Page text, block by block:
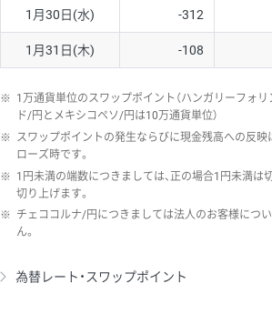
1月30日(水) -312
1月31日(木) -108
※ 1万通貨単位のスワップポイント（ハンガリーフォ
ド/円とメキシコペソ/円は10万通貨単位）
※ スワップポイントの発生ならびに現金残高への反映
ローズ時です。
※ 1円未満の端数につきましては、正の場合1円未満は
切り上げます。
※ チェココルナ/円につきましては法人のお客様につ
ん。
為替レート・スワップポイント